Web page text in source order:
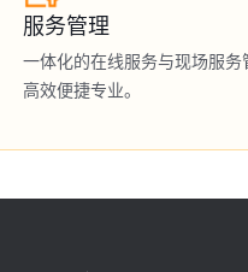
服务管理
一体化的在线服务与现场服务
高效便捷专业。